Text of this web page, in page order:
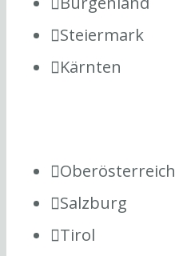
Steiermark
Kärnten
Oberösterreich
Salzburg
Tirol